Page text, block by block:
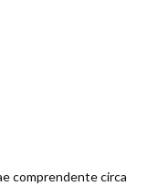
comprendente circa